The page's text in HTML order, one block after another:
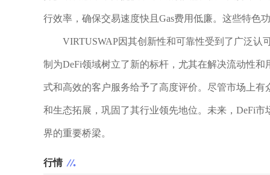
行效率，确保交易速度快且Gas费用低廉。这些特色
VIRTUSWAP因其创新性和可靠性受到了广泛
制为DeFi领域树立了新的标杆，尤其在解决流动性
式和高效的客户服务给予了高度评价。尽管市场上
和生态拓展，巩固了其行业领先地位。未来，DeFi
界的重要桥梁。
行情